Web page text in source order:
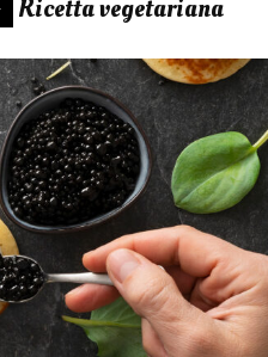
Ricetta vegetariana